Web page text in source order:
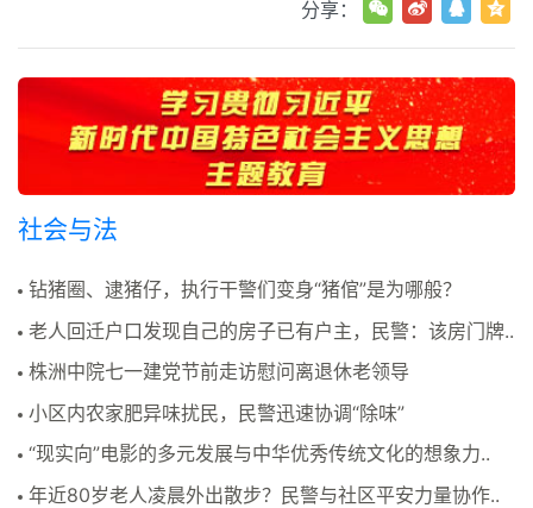
分享：
社会与法
钻猪圈、逮猪仔，执行干警们变身“猪倌”是为哪般？
老人回迁户口发现自己的房子已有户主，民警：该房门牌..
株洲中院七一建党节前走访慰问离退休老领导
小区内农家肥异味扰民，民警迅速协调“除味”
“现实向”电影的多元发展与中华优秀传统文化的想象力..
年近80岁老人凌晨外出散步？民警与社区平安力量协作..